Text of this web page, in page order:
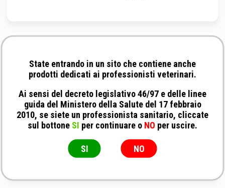
Attacco AO
Foschi Srl - Contenitore in Acciaio per Sega
Pezzo
State entrando in un sito che contiene anche
prodotti dedicati ai professionisti veterinari.
Ai sensi del decreto legislativo 46/97 e delle linee
guida del Ministero della Salute del 17 febbraio
2010, se siete un professionista sanitario, cliccate
sul bottone SI per continuare o NO per uscire.
SI NO